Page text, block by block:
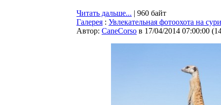
Читать дальше... | 960 байт
Галерея : Увлекательная фотоохота на
Автор: CaneCorso в 17/04/2014 07:00:00 (